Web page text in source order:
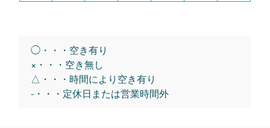
◯・・・空き有り
×・・・空き無し
△・・・時間により空き有り
-・・・定休日または営業時間外